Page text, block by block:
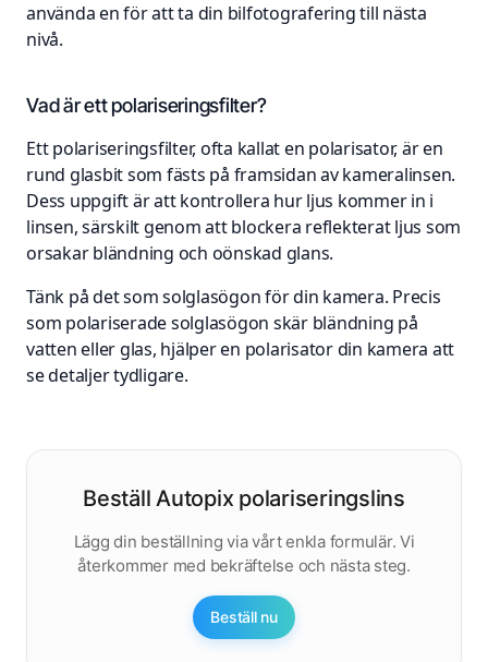
använda en för att ta din bilfotografering till nästa
nivå.
Vad är ett polariseringsfilter?
Ett polariseringsfilter, ofta kallat en polarisator, är en
rund glasbit som fästs på framsidan av kameralinsen.
Dess uppgift är att kontrollera hur ljus kommer in i
linsen, särskilt genom att blockera reflekterat ljus som
orsakar bländning och oönskad glans.
Tänk på det som solglasögon för din kamera. Precis
som polariserade solglasögon skär bländning på
vatten eller glas, hjälper en polarisator din kamera att
se detaljer tydligare.
Beställ Autopix polariseringslins
Lägg din beställning via vårt enkla formulär. Vi
återkommer med bekräftelse och nästa steg.
Beställ nu